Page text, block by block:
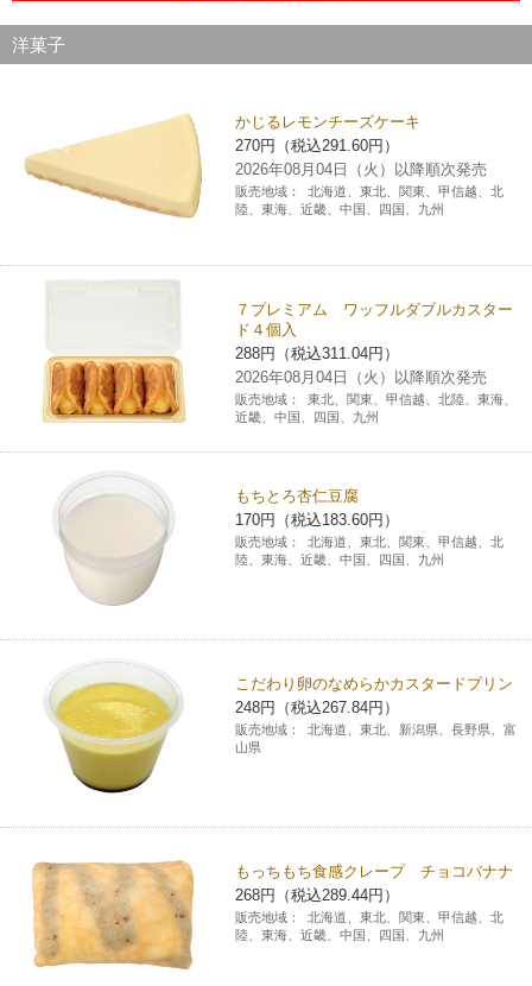
ファクス
プリペイドサービス
保険
ご利用可能なお支払い方法
スマホプリペイド
コインランドリー（店舗限定）
宅配ロッカー（店舗限定）
自転車シェアリング（店舗限定）
モバイルバッテリーシェアリング（店舗限定）
荷物預かりサービス「ecbocloakエクボクローク」（店舗限定）
パウダースペース ラブン（店舗限定）
ソフトバンクギフト
イープラス
JTB
セブンネットショッピング
沿革
売上高、店舗数推移
データで見るセブン‐イレブン
セブン‐イレブンの「商品力」
セブン-イレブンの歴史
GREEN CHALLENGE 2050
サステナビリティニュース
Language
English (Services)
中文[繁體字](服務)
洋菓子
かじるレモンチーズケーキ
270円（税込291.60円）
2026年08月04日（火）以降順次発売
販売地域：
北海道、東北、関東、甲信越、北
陸、東海、近畿、中国、四国、九州
７プレミアム ワッフルダブルカスター
ド４個入
288円（税込311.04円）
2026年08月04日（火）以降順次発売
販売地域：
東北、関東、甲信越、北陸、東海、
近畿、中国、四国、九州
もちとろ杏仁豆腐
170円（税込183.60円）
販売地域：
北海道、東北、関東、甲信越、北
陸、東海、近畿、中国、四国、九州
こだわり卵のなめらかカスタードプリン
248円（税込267.84円）
販売地域：
北海道、東北、新潟県、長野県、富
山県
もっちもち食感クレープ チョコバナナ
268円（税込289.44円）
販売地域：
北海道、東北、関東、甲信越、北
陸、東海、近畿、中国、四国、九州